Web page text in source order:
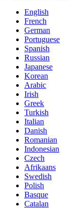
English
French
German
Portuguese
Spanish
Russian
Japanese
Korean
Arabic
Irish
Greek
Turkish
Italian
Danish
Romanian
Indonesian
Czech
Afrikaans
Swedish
Polish
Basque
Catalan